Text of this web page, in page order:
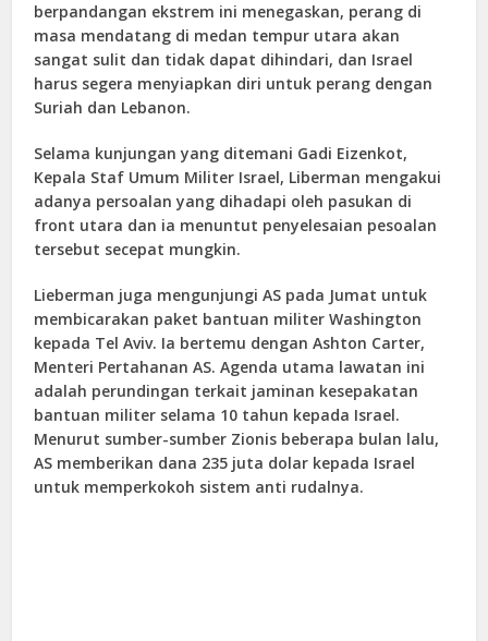
berpandangan ekstrem ini menegaskan, perang di
masa mendatang di medan tempur utara akan
sangat sulit dan tidak dapat dihindari, dan Israel
harus segera menyiapkan diri untuk perang dengan
Suriah dan Lebanon.
Selama kunjungan yang ditemani Gadi Eizenkot,
Kepala Staf Umum Militer Israel, Liberman mengakui
adanya persoalan yang dihadapi oleh pasukan di
front utara dan ia menuntut penyelesaian pesoalan
tersebut secepat mungkin.
Lieberman juga mengunjungi AS pada Jumat untuk
membicarakan paket bantuan militer Washington
kepada Tel Aviv. Ia bertemu dengan Ashton Carter,
Menteri Pertahanan AS. Agenda utama lawatan ini
adalah perundingan terkait jaminan kesepakatan
bantuan militer selama 10 tahun kepada Israel.
Menurut sumber-sumber Zionis beberapa bulan lalu,
AS memberikan dana 235 juta dolar kepada Israel
untuk memperkokoh sistem anti rudalnya.